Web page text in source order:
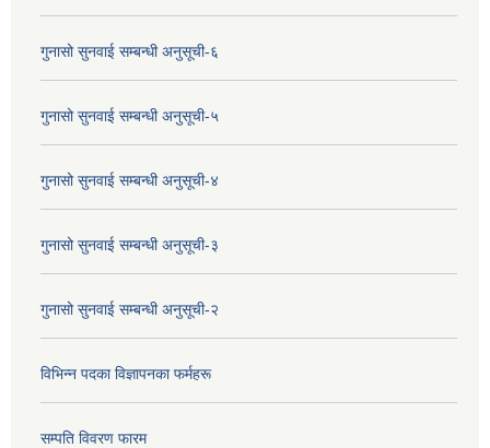
गुनासो सुनवाई सम्बन्धी अनुसूची-६
गुनासो सुनवाई सम्बन्धी अनुसूची-५
गुनासो सुनवाई सम्बन्धी अनुसूची-४
गुनासो सुनवाई सम्बन्धी अनुसूची-३
गुनासो सुनवाई सम्बन्धी अनुसूची-२
विभिन्न पदका विज्ञापनका फर्महरू
सम्पति विवरण फारम